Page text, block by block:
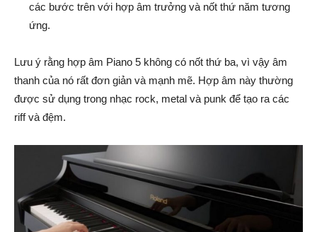
các bước trên với hợp âm trưởng và nốt thứ năm tương
ứng.
Lưu ý rằng hợp âm Piano 5 không có nốt thứ ba, vì vậy âm
thanh của nó rất đơn giản và mạnh mẽ. Hợp âm này thường
được sử dụng trong nhạc rock, metal và punk để tạo ra các
riff và đệm.